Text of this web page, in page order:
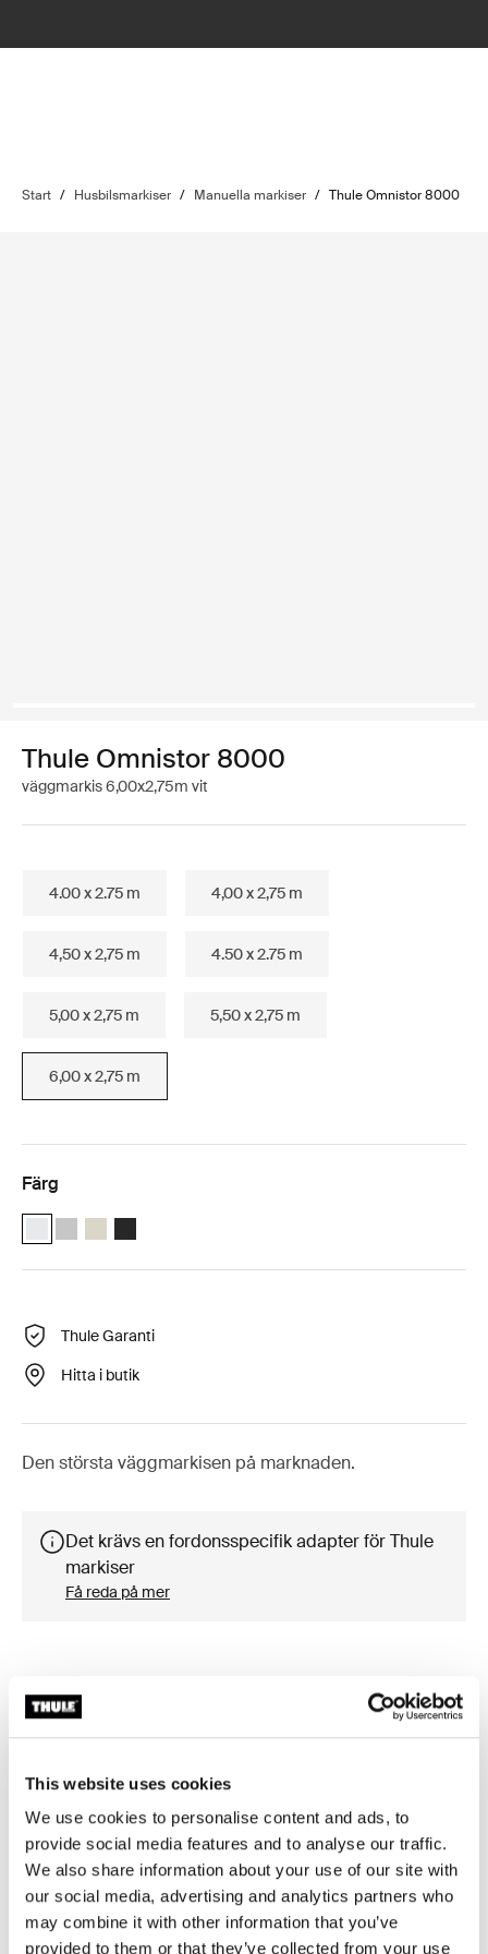
This website uses cookies
We use cookies to personalise content and ads, to
provide social media features and to analyse our traffic.
We also share information about your use of our site with
our social media, advertising and analytics partners who
may combine it with other information that you’ve
provided to them or that they’ve collected from your use
Start / Husbilsmarkiser / Manuella markiser / Thule Omnistor 8000
Thule Omnistor 8000
väggmarkis 6,00x2,75m vit
4.00 x 2.75 m 4,00 x 2,75 m
4,50 x 2,75 m 4.50 x 2.75 m
5,00 x 2,75 m 5,50 x 2,75 m
6,00 x 2,75 m
Färg
Thule Omnistor 8000 (6.00x2.75) Vit (selected)
Thule Omnistor 8000 (6.00x2.75) Anodiserad
Thule Omnistor 8000 (6.00x2.75) Grädde
Thule Omnistor 8000 (6.00x2.75) Antracit
Thule Garanti
Hitta i butik
Den största väggmarkisen på marknaden.
Det krävs en fordonsspecifik adapter för Thule
markiser
Få reda på mer
Tillbehör till Thule Omnistor 8000
Tillgänglig online